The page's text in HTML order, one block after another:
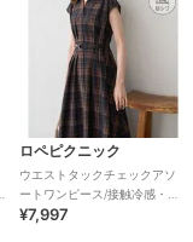
ロペピクニック
ウエストタックチェックアソ
ートワンピース/接触冷感・防
シワ・リンクコーデ
¥7,997